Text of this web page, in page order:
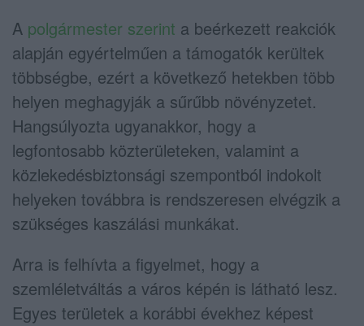
A polgármester szerint a beérkezett reakciók
alapján egyértelműen a támogatók kerültek
többségbe, ezért a következő hetekben több
helyen meghagyják a sűrűbb növényzetet.
Hangsúlyozta ugyanakkor, hogy a
legfontosabb közterületeken, valamint a
közlekedésbiztonsági szempontból indokolt
helyeken továbbra is rendszeresen elvégzik a
szükséges kaszálási munkákat.
Arra is felhívta a figyelmet, hogy a
szemléletváltás a város képén is látható lesz.
Egyes területek a korábbi évekhez képest